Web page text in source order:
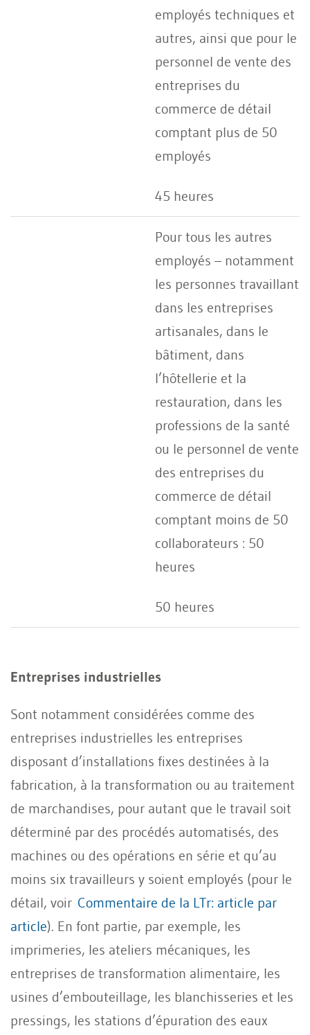
employés techniques et
autres, ainsi que pour le
personnel de vente des
entreprises du
commerce de détail
comptant plus de 50
employés
45 heures
Pour tous les autres
employés – notamment
les personnes travaillant
dans les entreprises
artisanales, dans le
bâtiment, dans
l’hôtellerie et la
restauration, dans les
professions de la santé
ou le personnel de vente
des entreprises du
commerce de détail
comptant moins de 50
collaborateurs : 50
heures
50 heures
Entreprises industrielles
Sont notamment considérées comme des
entreprises industrielles les entreprises
disposant d’installations fixes destinées à la
fabrication, à la transformation ou au traitement
de marchandises, pour autant que le travail soit
déterminé par des procédés automatisés, des
machines ou des opérations en série et qu’au
moins six travailleurs y soient employés (pour le
détail, voir Commentaire de la LTr: article par
article). En font partie, par exemple, les
imprimeries, les ateliers mécaniques, les
entreprises de transformation alimentaire, les
usines d’embouteillage, les blanchisseries et les
pressings, les stations d’épuration des eaux